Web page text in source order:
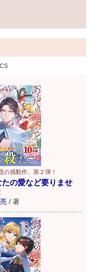
の感動作、第２弾！
たの愛など要りませ
/ 著